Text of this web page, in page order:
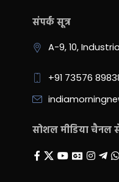
संपर्क सूत्र
A-9, 10,
+91 73576
सोशल मीडिया चैनल